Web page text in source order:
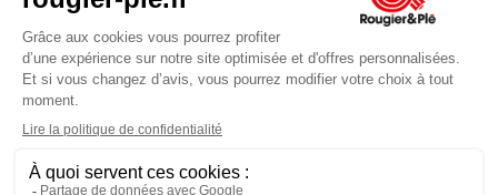
Rougier et Plé 2024 Copyright
Mentions légales
Conditions générales des ventes